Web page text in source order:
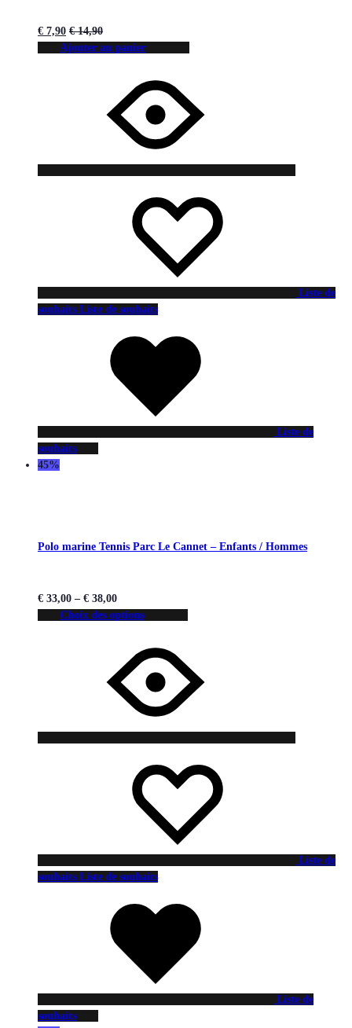
€ 7,90 €14,90
Ajouter au panier
Liste de
souhaits Liste de souhaits
Liste de
souhaits
45%
Polo marine Tennis Parc Le Cannet – Enfants / Hommes
€ 33,00 – € 38,00
Choix des options
Liste de
souhaits Liste de souhaits
Liste de
souhaits